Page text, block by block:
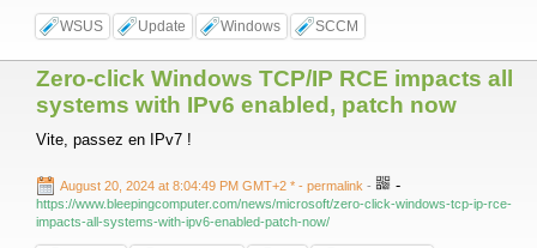
WSUS Update Windows SCCM
Zero-click Windows TCP/IP RCE impacts all
systems with IPv6 enabled, patch now
Vite, passez en IPv7 !
August 20, 2024 at 8:04:49 PM GMT+2 * - permalink - -
https://www.bleepingcomputer.com/news/microsoft/zero-click-windows-tcp-ip-rce-
impacts-all-systems-with-ipv6-enabled-patch-now/